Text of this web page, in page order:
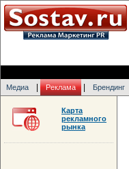
Медиа Реклама Брендинг
Карта
рекламного
рынка